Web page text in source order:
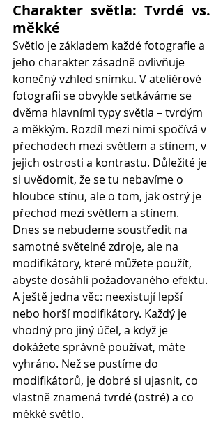
Charakter světla: Tvrdé vs.
měkké
Světlo je základem každé fotografie a
jeho charakter zásadně ovlivňuje
konečný vzhled snímku. V ateliérové
fotografii se obvykle setkáváme se
dvěma hlavními typy světla – tvrdým
a měkkým. Rozdíl mezi nimi spočívá v
přechodech mezi světlem a stínem, v
jejich ostrosti a kontrastu. Důležité je
si uvědomit, že se tu nebavíme o
hloubce stínu, ale o tom, jak ostrý je
přechod mezi světlem a stínem.
Dnes se nebudeme soustředit na
samotné světelné zdroje, ale na
modifikátory, které můžete použít,
abyste dosáhli požadovaného efektu.
A ještě jedna věc: neexistují lepší
nebo horší modifikátory. Každý je
vhodný pro jiný účel, a když je
dokážete správně používat, máte
vyhráno. Než se pustíme do
modifikátorů, je dobré si ujasnit, co
vlastně znamená tvrdé (ostré) a co
měkké světlo.